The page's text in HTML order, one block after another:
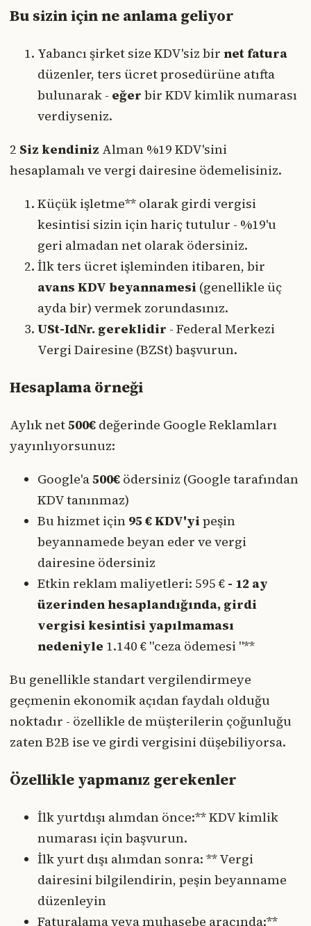
Bu sizin için ne anlama geliyor
Yabancı şirket size KDV'siz bir net fatura
düzenler, ters ücret prosedürüne atıfta
bulunarak - eğer bir KDV kimlik numarası
verdiyseniz.
2 Siz kendiniz Alman %19 KDV'sini
hesaplamalı ve vergi dairesine ödemelisiniz.
Küçük işletme** olarak girdi vergisi
kesintisi sizin için hariç tutulur - %19'u
geri almadan net olarak ödersiniz.
İlk ters ücret işleminden itibaren, bir
avans KDV beyannamesi (genellikle üç
ayda bir) vermek zorundasınız.
USt-IdNr. gereklidir - Federal Merkezi
Vergi Dairesine (BZSt) başvurun.
Hesaplama örneği
Aylık net500€ değerinde Google Reklamları
yayınlıyorsunuz:
Google'a500€ ödersiniz (Google tarafından
KDV tanınmaz)
Bu hizmet için 95 € KDV'yipeşin
beyannamede beyan eder ve vergi
dairesine ödersiniz
Etkin reklam maliyetleri: 595 € - 12 ay
üzerinden hesaplandığında, girdi
vergisi kesintisi yapılmaması
nedeniyle 1.140 € "ceza ödemesi "**
Bu genellikle standart vergilendirmeye
geçmenin ekonomik açıdan faydalı olduğu
noktadır - özellikle de müşterilerin çoğunluğu
zaten B2B ise ve girdi vergisini düşebiliyorsa.
Özellikle yapmanız gerekenler
İlk yurtdışı alımdan önce:** KDV kimlik
numarası için başvurun.
İlk yurt dışı alımdan sonra: ** Vergi
dairesini bilgilendirin, peşin beyanname
düzenleyin
Faturalama veya muhasebe aracında:**